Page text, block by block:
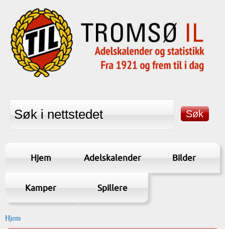
Hjem Adelskalender Bilder
Kamper Spillere
Hjem